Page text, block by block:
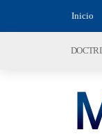
Inicio